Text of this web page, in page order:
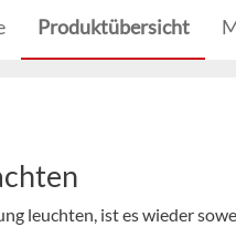
Produktübersicht
leuchten, ist es wieder